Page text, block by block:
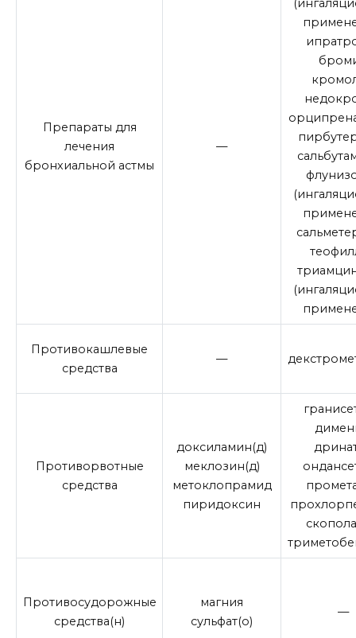
Препараты для
лечения
бронхиальной астмы
—
Противокашлевые
средства
—
Противорвотные
средства
доксиламин(д)
меклозин(д)
метоклопрамид
пиридоксин
Противосудорожные
средства(н)
магния
сульфат(о)
—